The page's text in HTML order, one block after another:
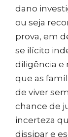
dano
ou seja
prova, em
se ilícito
diligência e
que as
de viver
chance de
incerteza
dissipar e